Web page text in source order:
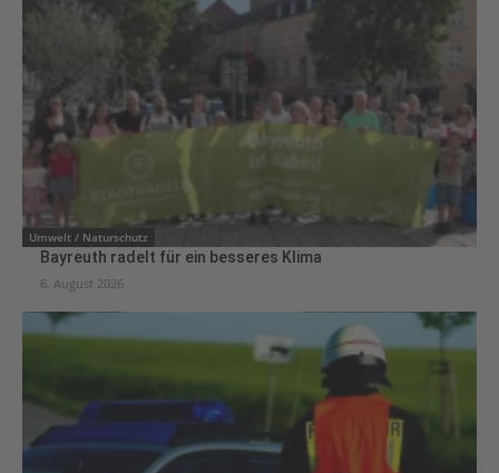
Umwelt / Naturschutz
Bayreuth radelt für ein besseres Klima
6. August 2026